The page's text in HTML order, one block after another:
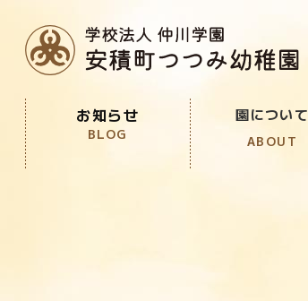
お知らせ
BLOG
園について
ABOUT